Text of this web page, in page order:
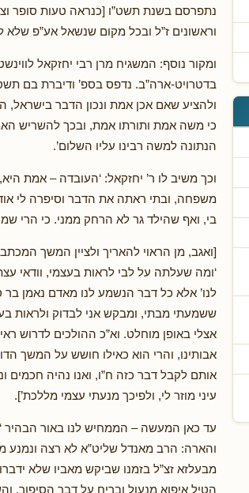
נתפרסם בשנת תשט”ו [כנראה טעות סופר
וראשונים ז”ל ובכל מקום שנשאל אע”פ שלא
ומקור נוסף: המשגיח מרן רבי יחזקאל
בדטרויט-ארה”ב. נדפס בספ’ ודיברת בם
ולהציע שאם אכן אמת ונכון הדבר בישראל,
כי משה אמת ותורתו אמת, ובכך להשריש
הנתונה למשה רבינו עליו השלום’.
וכך משיב לו ר’ יחזקאל: ‘העובדה – אמת
משפחה, ובתי ראתה את הדבר וסיפרה לי
בי, ואף שהילד גר לא הרחק ממני. כי הרי
[ואגב, מן הראוי להאריך ולציין המשך
‘ומה שעלתה על לבי לראות בעצמי, וודאי
לנו’ אלא כל דבר הנשמע לנו מאדם נאמן בר
ששמעתי מבתי, ומבקש אני לבדוק ולראות
אצלי באופן מוחלט. וא”כ ההולכים לדרוש
אבותינו, והרי הוא כאילו חושש על המשך
אותם לקבל דבר כזה ח”ו, ואנו נהיה חכמים
עיני מוזר לי, ולפיכך מנעתי עצמי מללכת’].
עד כאן המעשה – הממחיש לנו באור הבהיר
והארה: הרב מאנדל שליט”א לא רצה ונמנע
מבעלזא זצ”ל בזמנו שביקש מאביו שלא
הטיל איפוא מנעול ובריח על דבר